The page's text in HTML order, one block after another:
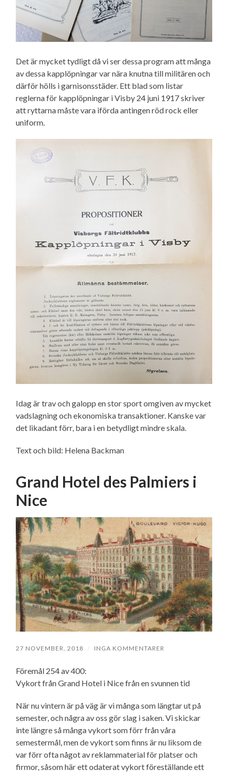
Det är mycket tydligt då vi ser dessa program att många
av dessa kapplöpningar var nära knutna till militären och
därför hölls i garnisonsstäder. Ett blad som listar
reglerna för kapplöpningar i Visby 24 juni 1917 skriver
att ryttarna måste vara iförda antingen röd rock eller
uniform.
Idag är trav och galopp en stor sport omgiven av mycket
vadslagning och ekonomiska transaktioner. Kanske var
det likadant förr, bara i en betydligt mindre skala.
Text och bild: Helena Backman
Grand Hotel des Palmiers i
Nice
27 NOVEMBER, 2018 / INGA KOMMENTARER
Föremål 254 av 400:
Vykort från Grand Hotel i Nice från en svunnen tid
När nu vintern är på väg är vi många som längtar ut på
semester, och några av oss gör slag i saken. Vi skickar
inte längre så många vykort som förr från våra
semestermål, men de vykort som finns är nu liksom de
var förr ofta något av reklammaterial för platser och
firmor, såsom här ett odaterat vykort föreställande ett